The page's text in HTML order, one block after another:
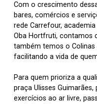
Com o crescimento
bares, comércios e
rede Carrefour,
Oba Hortfruti, contamos
também temos o Colinas
facilitando a vida de
Para quem prioriza a
praça Ulisses
exercícios ao ar livre,